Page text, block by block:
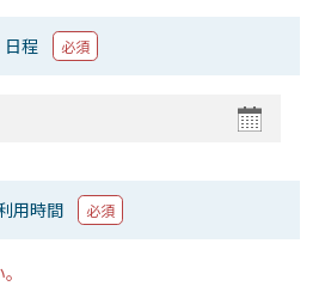
日程 必須
用時間 必須